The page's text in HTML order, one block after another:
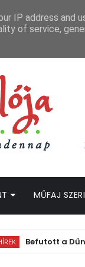
MŰFAJ
a Dűne 3.
IP address and
of service,